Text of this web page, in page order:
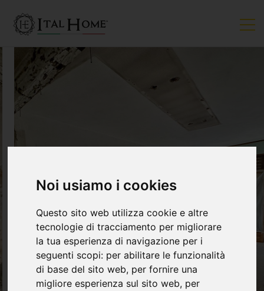
Noi usiamo i cookies
Questo sito web utilizza cookie e altre
tecnologie di tracciamento per migliorare
la tua esperienza di navigazione per i
seguenti scopi: per abilitare le funzionalità
di base del sito web, per fornire una
migliore esperienza sul sito web, per